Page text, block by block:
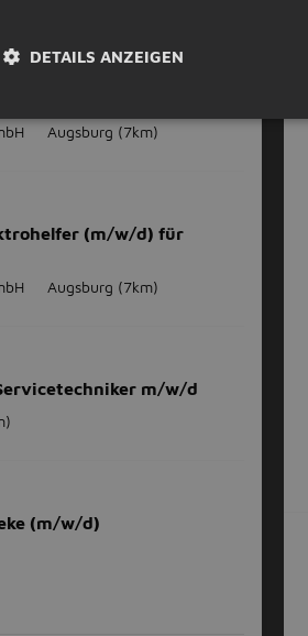
(m/w/d) für
Augsburg (7km)
(m/w/d) für
Augsburg (7km)
m/w/d
(m/w/d)
DETAILS ANZEIGEN